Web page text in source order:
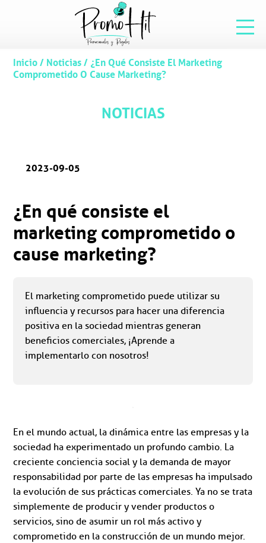
Inicio/ Noticias/ ¿En Qué Consiste El Marketing
Comprometido O Cause Marketing?
NOTICIAS
2023-09-05
¿En qué consiste el
marketing comprometido o
cause marketing?
El marketing comprometido puede utilizar su
influencia y recursos para hacer una diferencia
positiva en la sociedad mientras generan
beneficios comerciales, ¡Aprende a
implementarlo con nosotros!
En el mundo actual, la dinámica entre las empresas y la
sociedad ha experimentado un profundo cambio. La
creciente conciencia social y la demanda de mayor
responsabilidad por parte de las empresas ha impulsado
la evolución de sus prácticas comerciales. Ya no se trata
simplemente de producir y vender productos o
servicios, sino de asumir un rol más activo y
comprometido en la construcción de un mundo mejor.